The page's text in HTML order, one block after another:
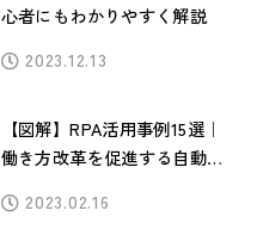
心者にもわかりやすく解説
2023.12.13
【図解】RPA活用事例15選｜
働き方改革を促進する自動化
説
2023.02.16